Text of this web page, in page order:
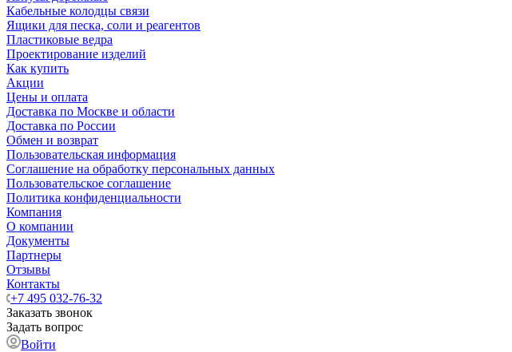
Кабельные колодцы связи
Ящики для песка, соли и реагентов
Пластиковые ведра
Проектирование изделий
Как купить
Акции
Цены и оплата
Доставка по Москве и области
Доставка по России
Обмен и возврат
Пользовательская информация
Соглашение на обработку персональных данных
Пользовательское соглашение
Политика конфиденциальности
Компания
О компании
Документы
Партнеры
Отзывы
Контакты
+7 495 032-76-32
Заказать звонок
Задать вопрос
Войти